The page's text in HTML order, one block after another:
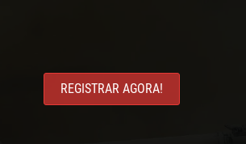
REGISTRAR AGORA!